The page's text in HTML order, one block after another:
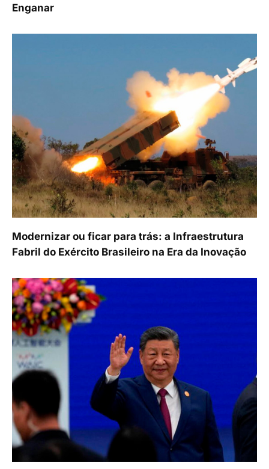
Enganar
Modernizar ou ficar para trás: a Infraestrutura
Fabril do Exército Brasileiro na Era da Inovação